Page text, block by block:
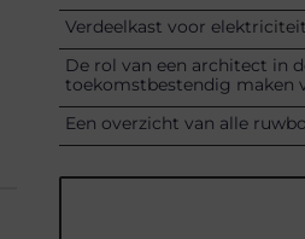
Verdeelkast voor
De rol van een architect in
toekomstbestendig maken
Een overzicht van alle